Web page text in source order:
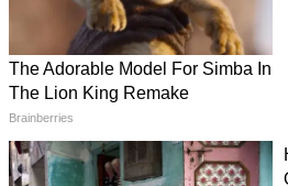
संकट?
चेहरों का एक साथ जाना AAP